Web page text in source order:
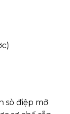
sò điệp mỡ